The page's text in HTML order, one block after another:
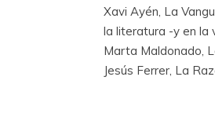
Xavi Ayén, La
la literatura -y en la
Marta Maldonado,
Jesús Ferrer, La